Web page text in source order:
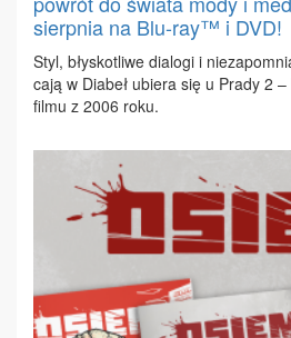
sierpnia na Blu-ray™ i DVD!
Styl, bły­sko­tli­we dia­lo­gi i
ca­ją w Dia­beł ubie­ra się u Pra­dy 2
fil­mu z 2006 ro­ku.